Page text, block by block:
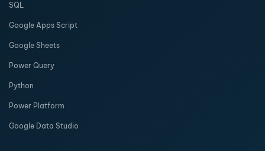
SQL
Google Apps Script
Google Sheets
Power Query
Python
Power Platform
Google Data Studio